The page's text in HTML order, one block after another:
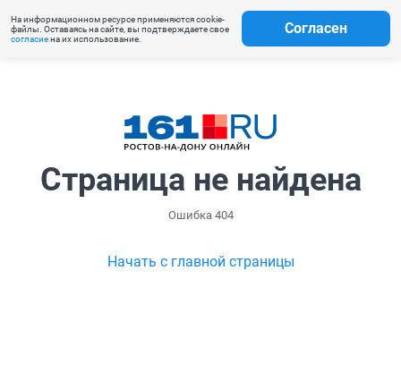
На информационном ресурсе применяются cookie-
файлы. Оставаясь на сайте, вы подтверждаете свое
согласиена их использование.
Согласен
Страница не найдена
Ошибка 404
Начать с главной страницы